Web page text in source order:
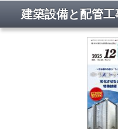
建築設備と配管